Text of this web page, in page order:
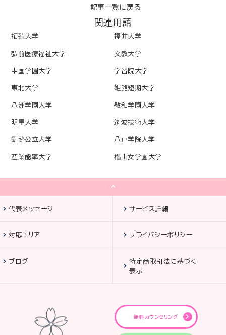
記事一覧に戻る
関連用語
拓殖大学 福井大学
弘前医療福祉大学 文教大学
中国学園大学 学習院大学
東北大学 姫路短期大学
八洲学園大学 敬和学園大学
明星大学 筑波技術大学
釧路公立大学 八戸学院大学
産業能率大学 椙山女学園大学
代表メッセージ サービス詳細
対応エリア プライバシーポリシー
ブログ
特定商取引法に基づく
表示
無料カウンセリング